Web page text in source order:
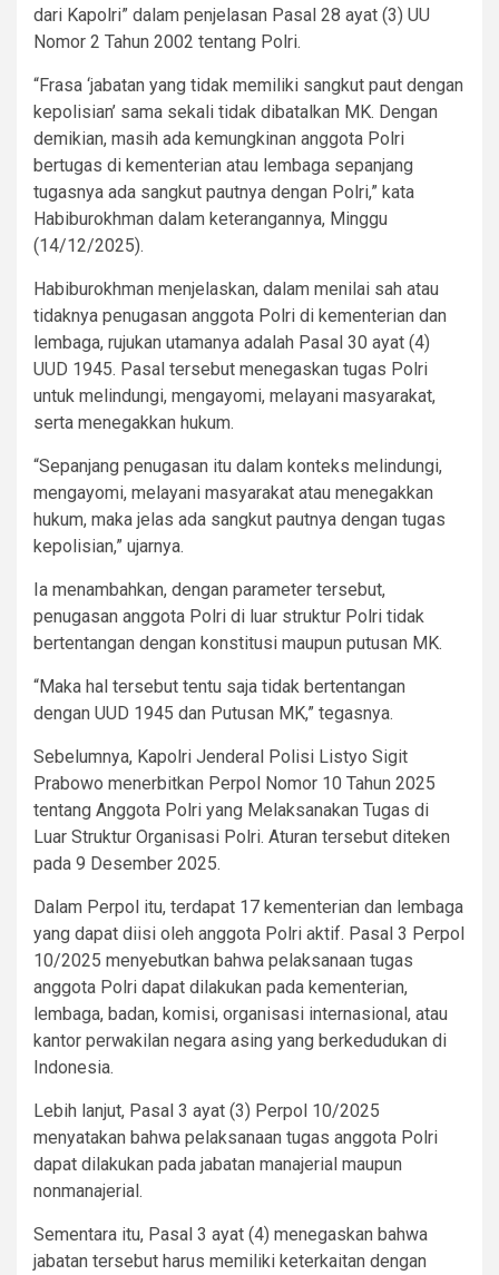
dari Kapolri” dalam penjelasan Pasal 28 ayat (3) UU
Nomor 2 Tahun 2002 tentang Polri.
“Frasa ‘jabatan yang tidak memiliki sangkut paut dengan
kepolisian’ sama sekali tidak dibatalkan MK. Dengan
demikian, masih ada kemungkinan anggota Polri
bertugas di kementerian atau lembaga sepanjang
tugasnya ada sangkut pautnya dengan Polri,” kata
Habiburokhman dalam keterangannya, Minggu
(14/12/2025).
Habiburokhman menjelaskan, dalam menilai sah atau
tidaknya penugasan anggota Polri di kementerian dan
lembaga, rujukan utamanya adalah Pasal 30 ayat (4)
UUD 1945. Pasal tersebut menegaskan tugas Polri
untuk melindungi, mengayomi, melayani masyarakat,
serta menegakkan hukum.
“Sepanjang penugasan itu dalam konteks melindungi,
mengayomi, melayani masyarakat atau menegakkan
hukum, maka jelas ada sangkut pautnya dengan tugas
kepolisian,” ujarnya.
Ia menambahkan, dengan parameter tersebut,
penugasan anggota Polri di luar struktur Polri tidak
bertentangan dengan konstitusi maupun putusan MK.
“Maka hal tersebut tentu saja tidak bertentangan
dengan UUD 1945 dan Putusan MK,” tegasnya.
Sebelumnya, Kapolri Jenderal Polisi Listyo Sigit
Prabowo menerbitkan Perpol Nomor 10 Tahun 2025
tentang Anggota Polri yang Melaksanakan Tugas di
Luar Struktur Organisasi Polri. Aturan tersebut diteken
pada 9 Desember 2025.
Dalam Perpol itu, terdapat 17 kementerian dan lembaga
yang dapat diisi oleh anggota Polri aktif. Pasal 3 Perpol
10/2025 menyebutkan bahwa pelaksanaan tugas
anggota Polri dapat dilakukan pada kementerian,
lembaga, badan, komisi, organisasi internasional, atau
kantor perwakilan negara asing yang berkedudukan di
Indonesia.
Lebih lanjut, Pasal 3 ayat (3) Perpol 10/2025
menyatakan bahwa pelaksanaan tugas anggota Polri
dapat dilakukan pada jabatan manajerial maupun
nonmanajerial.
Sementara itu, Pasal 3 ayat (4) menegaskan bahwa
jabatan tersebut harus memiliki keterkaitan dengan